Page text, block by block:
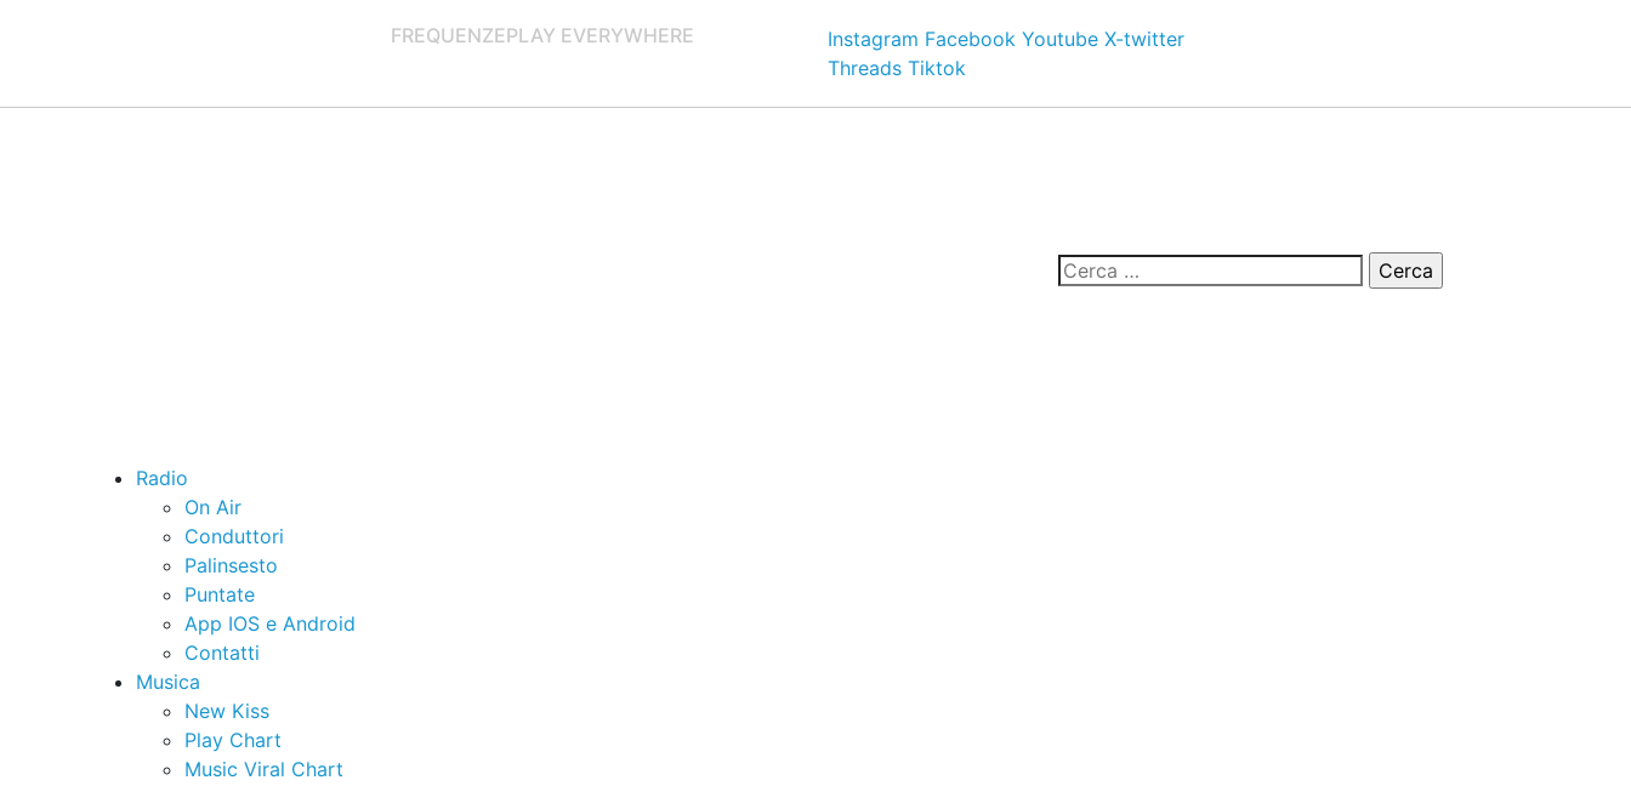
FREQUENZEPLAY EVERYWHERE Instagram Facebook Youtube X-twitter
Threads Tiktok
Radio
On Air
Conduttori
Palinsesto
Puntate
App IOS e Android
Contatti
Musica
New Kiss
Play Chart
Music Viral Chart